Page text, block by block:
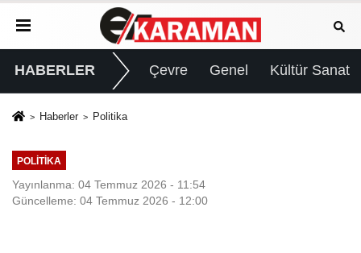
HABERLER Çevre Genel Kültür Sanat
Haberler Politika
POLITIKA
Yayınlanma: 04 Temmuz 2026 - 11:54
Güncelleme: 04 Temmuz 2026 - 12:00